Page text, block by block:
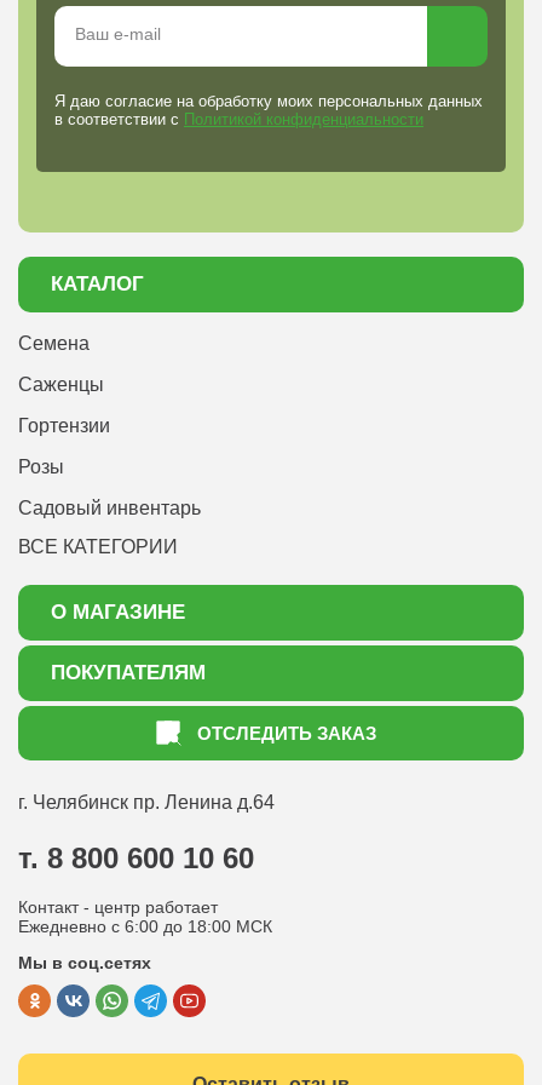
Этот метод обеспечивает крепкую рассаду, обильное
плодоношение и длительное хранение томатов.
Я даю согласие на обработку моих персональных данных
в соответствии с Политикой конфиденциальности
КАТАЛОГ
Семена
Саженцы
Гортензии
Розы
Садовый инвентарь
ВСЕ КАТЕГОРИИ
О МАГАЗИНЕ
О нас
Акции
ПОКУПАТЕЛЯМ
Как оформить заказ
Статьи садоводу
Оптовым покупателям
Политика конфиденциальности
Публичная оферта
ОТСЛЕДИТЬ ЗАКАЗ
г. Челябинск пр. Ленина д.64
т. 8 800 600 10 60
Контакт - центр работает
Ежедневно с 6:00 до 18:00 МСК
Мы в соц.сетях